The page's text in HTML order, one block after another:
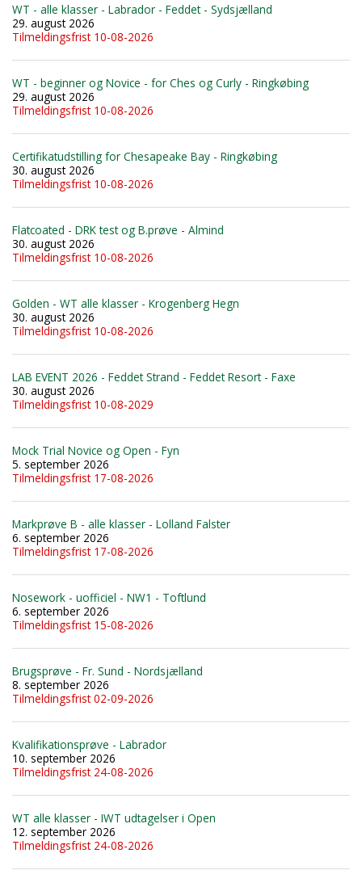
WT - alle klasser - Labrador - Feddet - Sydsjælland
29. august 2026
Tilmeldingsfrist 10-08-2026
WT - beginner og Novice - for Ches og Curly - Ringkøbing
29. august 2026
Tilmeldingsfrist 10-08-2026
Certifikatudstilling for Chesapeake Bay - Ringkøbing
30. august 2026
Tilmeldingsfrist 10-08-2026
Flatcoated - DRK test og B.prøve - Almind
30. august 2026
Tilmeldingsfrist 10-08-2026
Golden - WT alle klasser - Krogenberg Hegn
30. august 2026
Tilmeldingsfrist 10-08-2026
LAB EVENT 2026 - Feddet Strand - Feddet Resort - Faxe
30. august 2026
Tilmeldingsfrist 10-08-2029
Mock Trial Novice og Open - Fyn
5. september 2026
Tilmeldingsfrist 17-08-2026
Markprøve B - alle klasser - Lolland Falster
6. september 2026
Tilmeldingsfrist 17-08-2026
Nosework - uofficiel - NW1 - Toftlund
6. september 2026
Tilmeldingsfrist 15-08-2026
Brugsprøve - Fr. Sund - Nordsjælland
8. september 2026
Tilmeldingsfrist 02-09-2026
Kvalifikationsprøve - Labrador
10. september 2026
Tilmeldingsfrist 24-08-2026
WT alle klasser - IWT udtagelser i Open
12. september 2026
Tilmeldingsfrist 24-08-2026